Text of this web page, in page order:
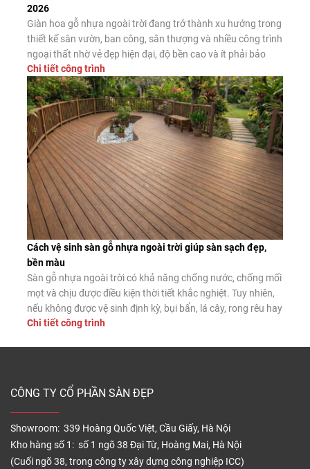
2026
Giàn hoa gỗ nhựa ngoài trời đang trở thành xu hướng trong
thiết kế sân vườn, ban công, sân thượng và nhiều công trình
ngoại thất nhờ vẻ đẹp hiện đại, độ bền cao và ít phải bảo
dưỡng. Đây là giải pháp thay thế hiệu quả cho giàn hoa gỗ
tự nhiên và giàn […]
Chi tiết công trình
Cách vệ sinh sàn gỗ nhựa ngoài trời giúp sàn sạch đẹp,
bền màu
Sàn gỗ nhựa ngoài trời có khả năng chống nước, chống mối
mọt và chịu được điều kiện thời tiết khắc nghiệt. Tuy nhiên,
nếu không được vệ sinh định kỳ, bụi bẩn, lá cây, rong rêu hay
dầu mỡ vẫn có thể tích tụ trên bề mặt, làm giảm tính thẩm
Chi tiết công trình
CÔNG TY CỔ PHẦN SÀN ĐẸP
Showroom: 339 Hoàng Quốc Việt, Cầu Giấy, Hà Nội
Kho hàng số 1: số 1 ngõ 38 Đại Từ, Hoàng Mai, Hà Nội
(Cuối ngõ 38, trong công ty xây dựng công nghiệp ICC)